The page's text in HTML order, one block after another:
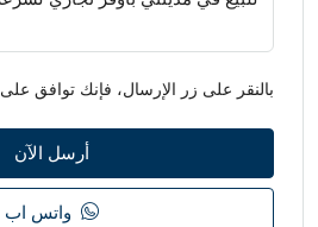
بالنقر على زر الإرسال، فإنك توافق على
أرسل الآن
واتس اب